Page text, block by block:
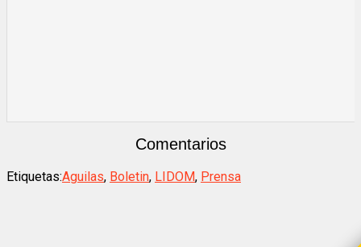
Comentarios
Etiquetas:Aguilas, Boletin, LIDOM, Prensa